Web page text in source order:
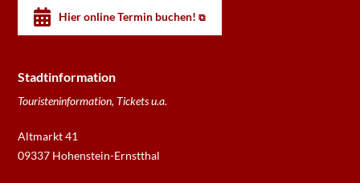
Hier online Termin buchen!
Stadtinformation
Touristeninformation, Tickets u.a.
Altmarkt 41
09337 Hohenstein-Ernstthal